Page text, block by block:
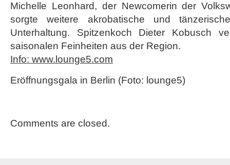
Michelle Leonhard, der Newcomerin der
sorgte weitere akrobatische und
Unterhaltung. Spitzenkoch Dieter Kobusch
saisonalen Feinheiten aus der Region.
Info: www.lounge5.com
Eröffnungsgala in Berlin (Foto: lounge5)
Comments are closed.